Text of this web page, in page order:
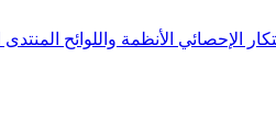
الإحصائي الأنظمة واللوائح